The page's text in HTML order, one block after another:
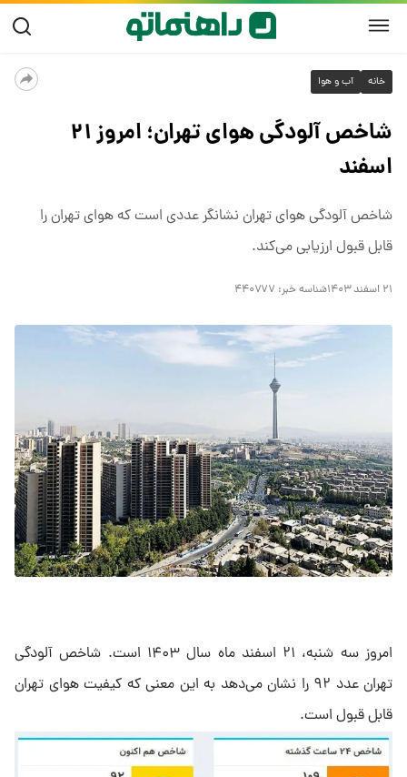
خانه آب و هوا
شاخص آلودگی هوای تهران؛ امروز ۲۱
اسفند
شاخص آلودگی هوای تهران نشانگر عددی است که هوای تهران را
قابل قبول ارزیابی می‌کند.
۲۱ اسفند ۱۴۰۳ شناسه خبر: ۴۴۰۷۷۷
امروز سه شنبه، ۲۱ اسفند ماه سال ۱۴۰۳ است. شاخص آلودگی
تهران عدد ۹۲ را نشان می‌دهد به این معنی که کیفیت هوای تهران
قابل قبول است.